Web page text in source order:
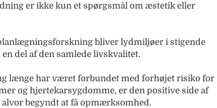
er ikke kun et spørgsmål om æstetik eller
bliver lydmiljøer i stigende
del af den samlede livskvalitet.
længe har været forbundet med forhøjet risiko for
og hjertekarsygdomme, er den positive side af
begyndt at få opmærksomhed.